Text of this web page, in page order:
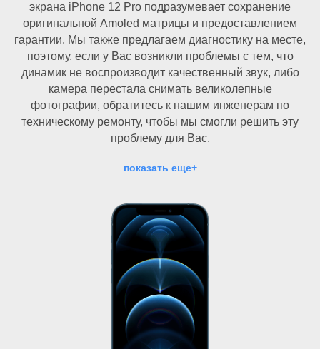
экрана iPhone 12 Pro подразумевает сохранение
оригинальной Amoled матрицы и предоставлением
гарантии. Мы также предлагаем диагностику на месте,
поэтому, если у Вас возникли проблемы с тем, что
динамик не воспроизводит качественный звук, либо
камера перестала снимать великолепные
фотографии, обратитесь к нашим инженерам по
техническому ремонту, чтобы мы смогли решить эту
проблему для Вас.
показать еще+